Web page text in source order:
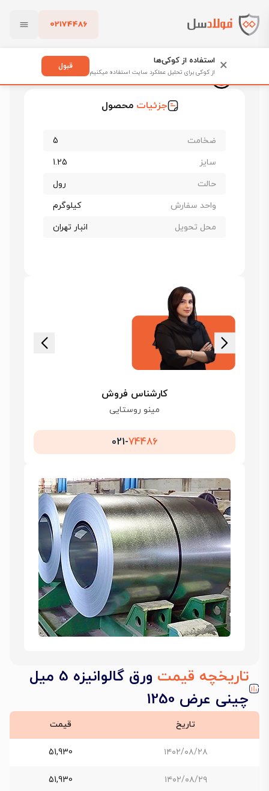
02174486
پاک کردن
فولادسل
ورق گالوانیزه چینی ضخامت 5 عرض 1250
جزئیات محصول
ضخامت
5
سایز
1.25
حالت
رول
واحد سفارش
کیلوگرم
محل تحویل
انبار تهران
کارشناس فروش
مینو روستایی
021-74486
تاریخچه قیمت
ورق گالوانیزه 5 میل
چینی عرض 1250
تاریخ قیمت
۱۴۰۲/۰۸/۲۸ 51,930
۱۴۰۲/۰۸/۲۹ 51,930
× استفاده از کوکی‌ها
از کوکی برای تحلیل عملکرد سایت استفاده میکنیم
قبول